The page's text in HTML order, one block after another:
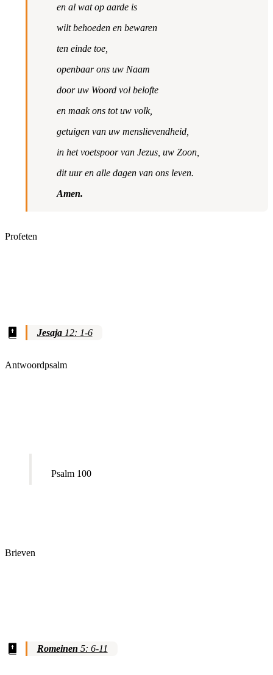
en al wat op aarde is
wilt behoeden en bewaren
ten einde toe,
openbaar ons uw Naam
door uw Woord vol belofte
en maak ons tot uw volk,
getuigen van uw menslievendheid,
in het voetspoor van Jezus, uw Zoon,
dit uur en alle dagen van ons leven.
Amen.
Profeten
Jesaja12: 1-6
Antwoordpsalm
Psalm 100
Brieven
Romeinen 5: 6-11